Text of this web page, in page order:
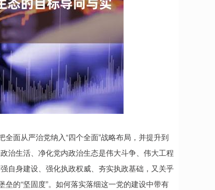
面从严治党纳入“四个全面”战略布局，并提升到
治生活、净化党内政治生态是伟大斗争、伟大工程
自身建设、强化执政权威、夯实执政基础，又关乎
的“坚固度”。如何落实落细这一党的建设中带有